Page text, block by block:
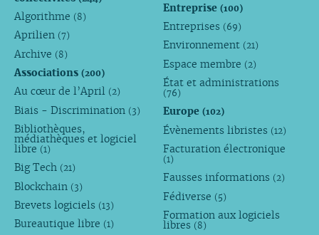
Algorithme (8)
Aprilien (7)
Archive (8)
Associations (200)
Au cœur de l’April (2)
Biais - Discrimination (3)
Bibliothèques,
médiathèques et logiciel
libre (1)
Big Tech (21)
Blockchain (3)
Brevets logiciels (13)
Bureautique libre (1)
Entreprise(100)
Entreprises (69)
Environnement (21)
Espace membre (2)
État et administrations
(76)
Europe(102)
Évènements libristes (12)
Facturation électronique
(1)
Fausses informations (2)
Fédiverse (5)
Formation aux logiciels
libres (8)